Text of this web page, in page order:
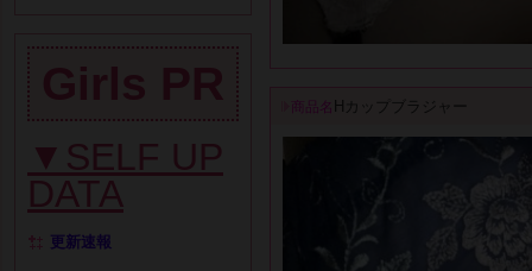
Girls PR
▼SELF UP
DATA
更新速報
商品名 Hカップブラジャー